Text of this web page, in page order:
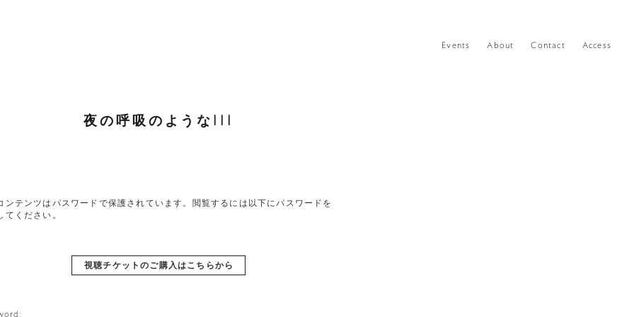
Events About Contact Access
夜の呼吸のようなIII
ンテンツはパスワードで保護されています。閲覧するには以下にパスワードを
てください。
視聴チケットのご購入はこちらから